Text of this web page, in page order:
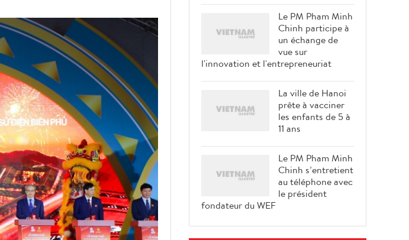
Le PM Pham Minh
Chinh participe à
un échange de
vue sur
l'innovation et l'entrepreneuriat
La ville de Hanoi
prête à vacciner
les enfants de 5 à
11 ans
Le PM Pham Minh
Chinh s’entretient
au téléphone avec
le président
fondateur du WEF